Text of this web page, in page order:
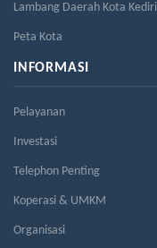
Lambang Daerah Kota Kediri
Peta Kota
INFORMASI
Pelayanan
Investasi
Telephon Penting
Koperasi & UMKM
Organisasi